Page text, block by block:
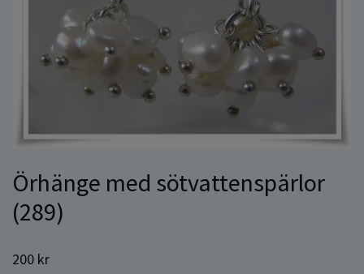
Örhänge med sötvattenspärlor
(289)
200 kr